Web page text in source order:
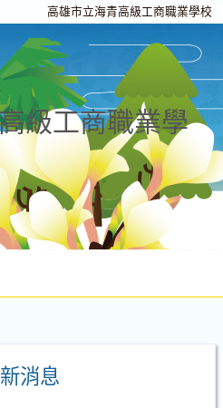
高雄市立海青高級工商職業學校
級工商職業學
消息